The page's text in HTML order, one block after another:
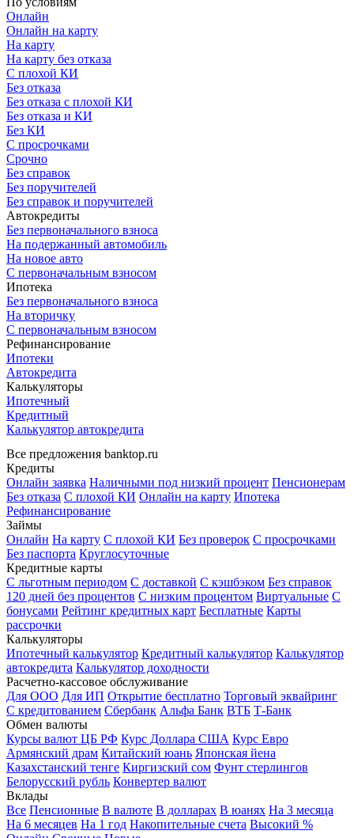
Онлайн
Онлайн на карту
На карту
На карту без отказа
С плохой КИ
Без отказа
Без отказа с плохой КИ
Без отказа и КИ
Без КИ
С просрочками
Срочно
Без справок
Без поручителей
Без справок и поручителей
Автокредиты
Без первоначального взноса
На подержанный автомобиль
На новое авто
С первоначальным взносом
Ипотека
Без первоначального взноса
На вторичку
С первоначальным взносом
Рефинансирование
Ипотеки
Автокредита
Калькуляторы
Ипотечный
Кредитный
Калькулятор автокредита
Все предложения banktop.ru
Кредиты
Онлайн заявка Наличными под низкий процент Пенсионерам
Без отказа С плохой КИ Онлайн на карту Ипотека
Рефинансирование
Займы
Онлайн На карту С плохой КИ Без проверок С просрочками
Без паспорта Круглосуточные
Кредитные карты
С льготным периодом С доставкой С кэшбэком Без справок
120 дней без процентов С низким процентом Виртуальные С
бонусами Рейтинг кредитных карт Бесплатные Карты
рассрочки
Калькуляторы
Ипотечный калькулятор Кредитный калькулятор Калькулятор
автокредита Калькулятор доходности
Расчетно-кассовое обслуживание
Для ООО Для ИП Открытие бесплатно Торговый эквайринг
С кредитованием Сбербанк Альфа Банк ВТБ Т-Банк
Обмен валюты
Курсы валют ЦБ РФ Курс Доллара США Курс Евро
Армянский драм Китайский юань Японская йена
Казахстанский тенге Киргизский сом Фунт стерлингов
Белорусский рубль Конвертер валют
Вклады
Все Пенсионные В валюте В долларах В юанях На 3 месяца
На 6 месяцев На 1 год Накопительные счета Высокий %